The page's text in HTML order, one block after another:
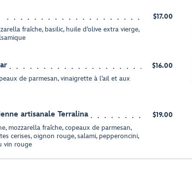
fraîche, basilic, huile d’olive extra vierge,
$17.00
de parmesan, vinaigrette à l’ail et aux
$16.00
artisanale Terralina
mozzarella fraîche, copeaux de parmesan,
cerises, oignon rouge, salami, pepperoncini,
vin rouge
$19.00